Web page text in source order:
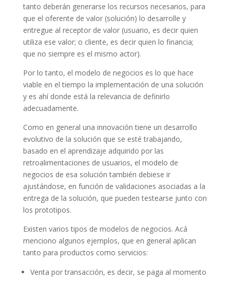
tanto deberán generarse los recursos necesarios, para
que el oferente de valor (solución) lo desarrolle y
entregue al receptor de valor (usuario, es decir quien
utiliza ese valor; o cliente, es decir quien lo financia;
que no siempre es el mismo actor).
Por lo tanto, el modelo de negocios es lo que hace
viable en el tiempo la implementación de una solución
y es ahí donde está la relevancia de definirlo
adecuadamente.
Como en general una innovación tiene un desarrollo
evolutivo de la solución que se esté trabajando,
basado en el aprendizaje adquirido por las
retroalimentaciones de usuarios, el modelo de
negocios de esa solución también debiese ir
ajustándose, en función de validaciones asociadas a la
entrega de la solución, que pueden testearse junto con
los prototipos.
Existen varios tipos de modelos de negocios. Acá
menciono algunos ejemplos, que en general aplican
tanto para productos como servicios:
Venta por transacción, es decir, se paga al momento